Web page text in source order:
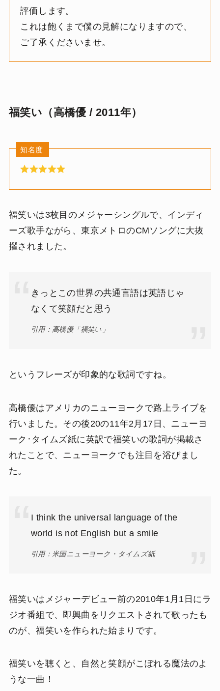
評価します。
これは飽くまで僕の見解になりますので、
ご了承くださいませ。
福笑い（高橋優 / 2011年）
知名度
福笑いは3枚目のメジャーシングルで、インディ
ーズ歌手ながら、東京メトロのCMソングに大抜
擢されました。
きっとこの世界の共通言語は英語じゃ
なくて笑顔だと思う
引用：高橋優「福笑い」
というフレーズが印象的な歌詞ですね。
高橋優はアメリカのニューヨークで路上ライブを
行いました。その後20の11年2月17日、ニューヨ
ーク･タイムズ紙に英訳で福笑いの歌詞が掲載さ
れたことで、ニューヨークでも注目を浴びまし
た。
I think the universal language of the
world is not English but a smile
引用：米国ニューヨーク・タイムズ紙
福笑いはメジャーデビュー前の2010年1月1日にラ
ジオ番組で、即興曲をリクエストされて歌ったも
のが、福笑いを作られた始まりです。
福笑いを聴くと、自然と笑顔がこぼれる魔法のよ
うな一曲！